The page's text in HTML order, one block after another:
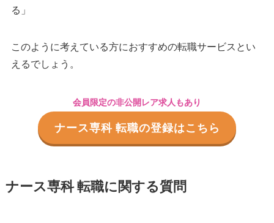
る」
このように考えている方におすすめの転職サービスとい
えるでしょう。
会員限定の非公開レア求人もあり
ナース専科 転職の登録はこちら
ナース専科 転職に関する質問